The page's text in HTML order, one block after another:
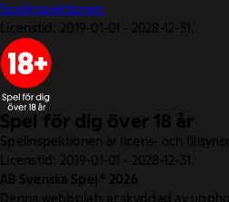
Spelinspektionen.
Licenstid: 2019-01-01 - 2028-12-31.
Spel för dig över 18 år
Spelinspektionen är licens- och
Licenstid: 2019-01-01 - 2028-12-31.
AB Svenska Spel © 2026
Denna webbplats är skyddad av